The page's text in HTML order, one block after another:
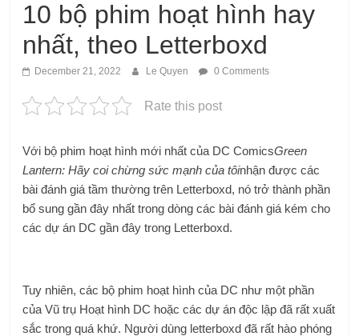
10 bộ phim hoạt hình hay
nhất, theo Letterboxd
December 21, 2022 Le Quyen 0 Comments
Rate this post
Với bộ phim hoạt hình mới nhất của DC ComicsGreen
Lantern: Hãy coi chừng sức mạnh của tôinhận được các
bài đánh giá tầm thường trên Letterboxd, nó trở thành phần
bổ sung gần đây nhất trong dòng các bài đánh giá kém cho
các dự án DC gần đây trong Letterboxd.
Tuy nhiên, các bộ phim hoạt hình của DC như một phần
của Vũ trụ Hoạt hình DC hoặc các dự án độc lập đã rất xuất
sắc trong quá khứ. Người dùng letterboxd đã rất hào phóng